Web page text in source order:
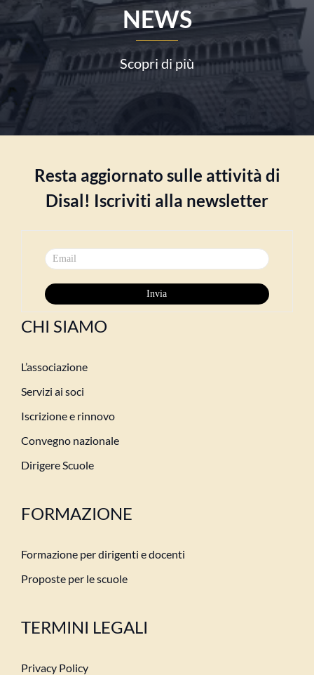
NEWS
Scopri di più
Resta aggiornato sulle attività di
Disal! Iscriviti alla newsletter
CHI SIAMO
L’associazione
Servizi ai soci
Iscrizione e rinnovo
Convegno nazionale
Dirigere Scuole
FORMAZIONE
Formazione per dirigenti e docenti
Proposte per le scuole
TERMINI LEGALI
Privacy Policy